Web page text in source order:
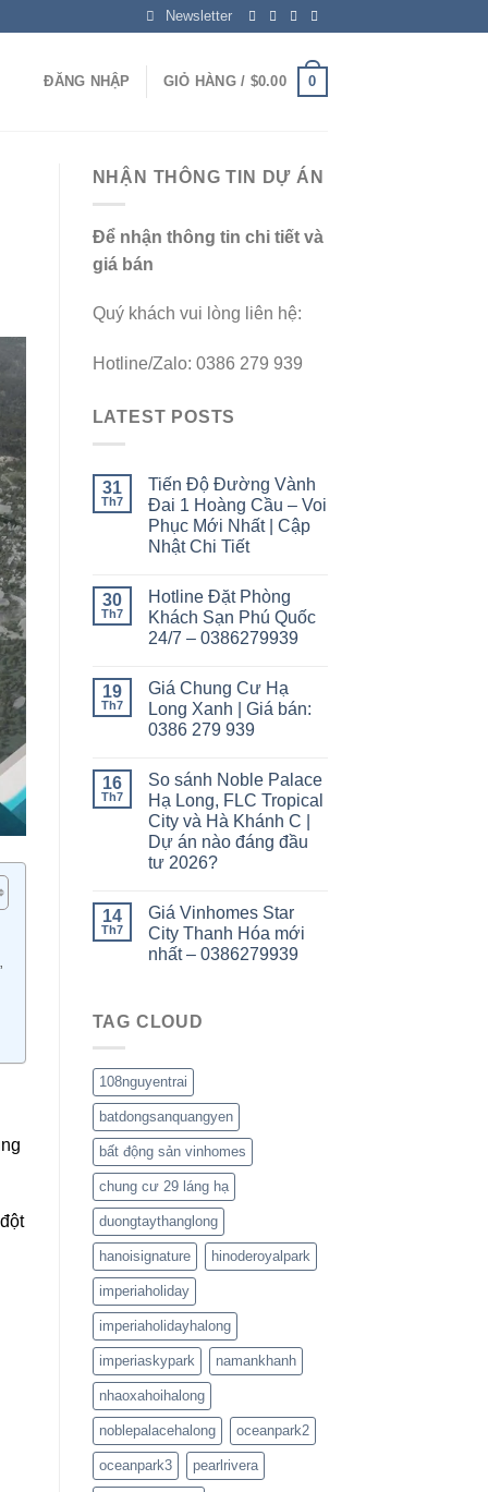
Newsletter
ĐĂNG NHẬP GIỎ HÀNG / $0.00 0
NHẬN THÔNG TIN DỰ ÁN
Để nhận thông tin chi tiết và
giá bán
Quý khách vui lòng liên hệ:
Hotline/Zalo: 0386 279 939
LATEST POSTS
31
Th7
Tiến Độ Đường Vành
Đai 1 Hoàng Cầu – Voi
Phục Mới Nhất | Cập
Nhật Chi Tiết
30
Th7
Hotline Đặt Phòng
Khách Sạn Phú Quốc
24/7 – 0386279939
19
Th7
Giá Chung Cư Hạ
Long Xanh | Giá bán:
0386 279 939
16
Th7
So sánh Noble Palace
Hạ Long, FLC Tropical
City và Hà Khánh C |
Dự án nào đáng đầu
tư 2026?
14
Th7
Giá Vinhomes Star
City Thanh Hóa mới
nhất – 0386279939
TAG CLOUD
108nguyentrai
batdongsanquangyen
bất động sản vinhomes
chung cư 29 láng hạ
duongtaythanglong
hanoisignature hinoderoyalpark
imperiaholiday
imperiaholidayhalong
imperiaskypark namankhanh
nhaoxahoihalong
noblepalacehalong oceanpark2
oceanpark3 pearlrivera